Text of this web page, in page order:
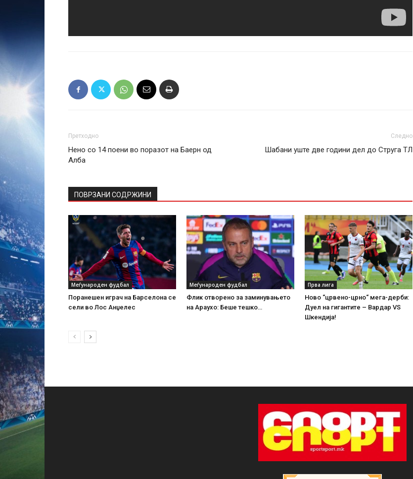
Претходно
Нено со 14 поени во поразот на Баерн од
Алба
Следно
Шабани уште две години дел до Струга ТЛ
ПОВРЗАНИ СОДРЖИНИ
Меѓународен фудбал
Поранешен играч на Барселона се
сели во Лос Анџелес
Меѓународен фудбал
Флик отворено за заминувањето
на Араухо: Беше тешко…
Прва лига
Ново “црвено-црно“ мега-дерби:
Дуел на гигантите – Вардар VS
Шкендија!